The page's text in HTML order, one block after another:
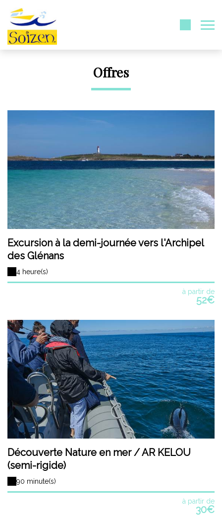
Offres
Excursion à la demi-journée vers l'Archipel
des Glénans
4 heure(s)
à partir de
52€
Découverte Nature en mer / AR KELOU
(semi-rigide)
90 minute(s)
à partir de
30€